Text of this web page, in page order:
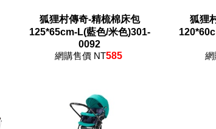
狐狸村傳奇-精梳棉床包
125*65cm-L(藍色/米色)301-
0092
網購售價 NT585
狐狸
網